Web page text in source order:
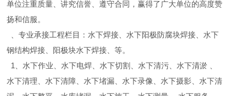
单位注重质量、讲究信誉、遵守合同，赢得了广大单位的高度赞
扬和信服。
、专业承接工程栏目：水下焊接、水下阳极防腐块焊接、水下
钢结构焊接、阳极块水下焊接、等。
1、水下作业、水下电焊、水下切割、水下清污、水下清淤 、
水下清理、水下清障、水下堵漏、水下录像、水下摄影、水下清